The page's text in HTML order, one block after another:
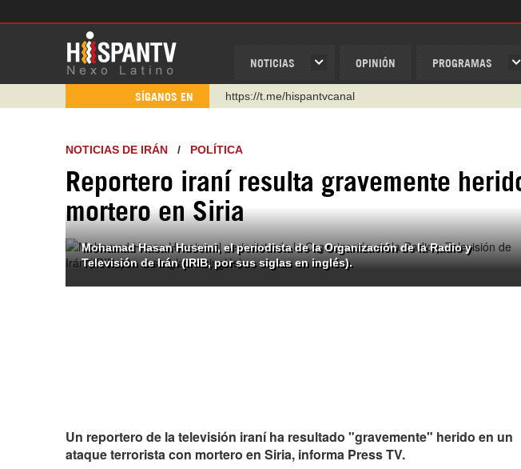
NOTICIAS OPINIÓN PROGRAMAS
SÍGANOS EN
https://t.me/hispantvcanal
WhatsApp y Viber: +98 921 79 29 404
Instagram como: hispan_tv
https://www.facebook.com/Nexolatino.Canal
https://www.youtube.com/@nexo_latino
http://twitter.com/nexo_latino
NOTICIAS DE IRÁN / POLÍTICA
Reportero iraní resulta gravemente
mortero en Siria
Mohamad Hasan Huseini, el periodista de la Organización de la Radio y
Televisión de Irán (IRIB, por sus siglas en inglés).
Un reportero de la televisión iraní ha resultado "gravemente" herido en un
ataque terrorista con mortero en Siria, informa Press TV.